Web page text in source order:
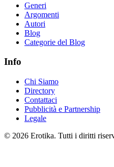
Generi
Argomenti
Autori
Blog
Categorie del Blog
Info
Chi Siamo
Directory
Contattaci
Pubblicità e Partnership
Legale
© 2026 Erotika. Tutti i diritti